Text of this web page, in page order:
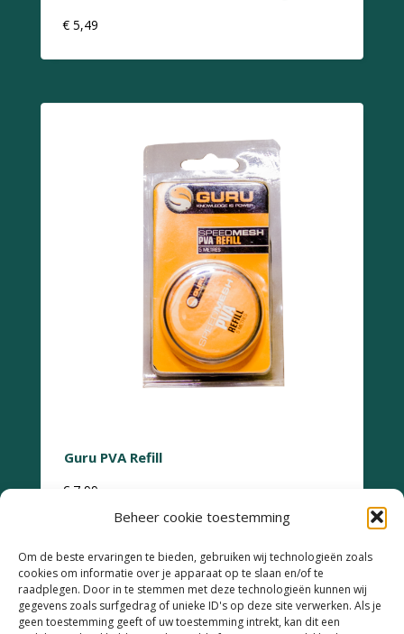
Beheer cookie toestemming
Om de beste ervaringen te bieden, gebruiken wij technologieën zoals
cookies om informatie over je apparaat op te slaan en/of te
raadplegen. Door in te stemmen met deze technologieën kunnen wij
gegevens zoals surfgedrag of unieke ID's op deze site verwerken. Als je
geen toestemming geeft of uw toestemming intrekt, kan dit een
€ 5,49
Guru PVA Refill
€ 7,99
Retourneren